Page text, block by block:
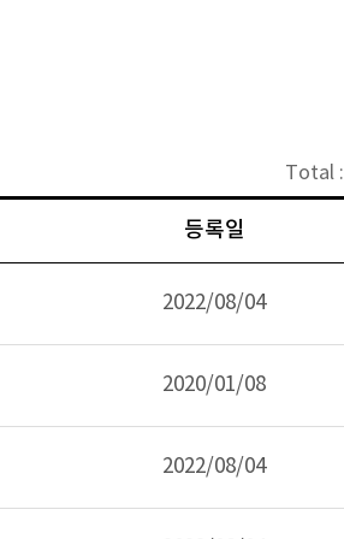
Total :
등록일
2022/08/04
2020/01/08
2022/08/04